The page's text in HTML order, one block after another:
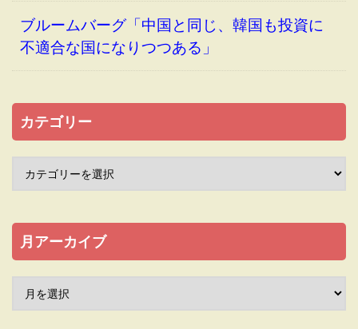
ブルームバーグ「中国と同じ、韓国も投資に
不適合な国になりつつある」
カテゴリー
月アーカイブ